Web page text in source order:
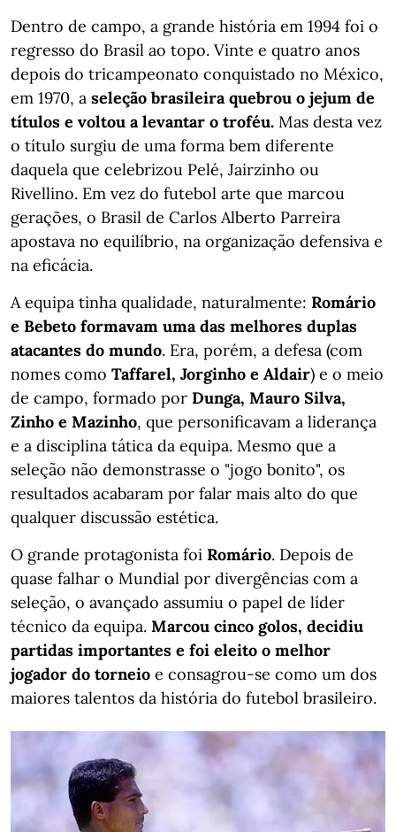
Dentro de campo, a grande história em 1994 foi o
regresso do Brasil ao topo. Vinte e quatro anos
depois do tricampeonato conquistado no México,
em 1970, a seleção brasileira quebrou o jejum de
títulos e voltou a levantar o troféu. Mas desta vez
o título surgiu de uma forma bem diferente
daquela que celebrizou Pelé, Jairzinho ou
Rivellino. Em vez do futebol arte que marcou
gerações, o Brasil de Carlos Alberto Parreira
apostava no equilíbrio, na organização defensiva e
na eficácia.
A equipa tinha qualidade, naturalmente: Romário
e Bebeto formavam uma das melhores duplas
atacantes do mundo. Era, porém, a defesa (com
nomes como Taffarel, Jorginho e Aldair) e o meio
de campo, formado por Dunga, Mauro Silva,
Zinho e Mazinho, que personificavam a liderança
e a disciplina tática da equipa. Mesmo que a
seleção não demonstrasse o "jogo bonito", os
resultados acabaram por falar mais alto do que
qualquer discussão estética.
O grande protagonista foi Romário. Depois de
quase falhar o Mundial por divergências com a
seleção, o avançado assumiu o papel de líder
técnico da equipa. Marcou cinco golos, decidiu
partidas importantes e foi eleito o melhor
jogador do torneio e consagrou-se como um dos
maiores talentos da história do futebol brasileiro.